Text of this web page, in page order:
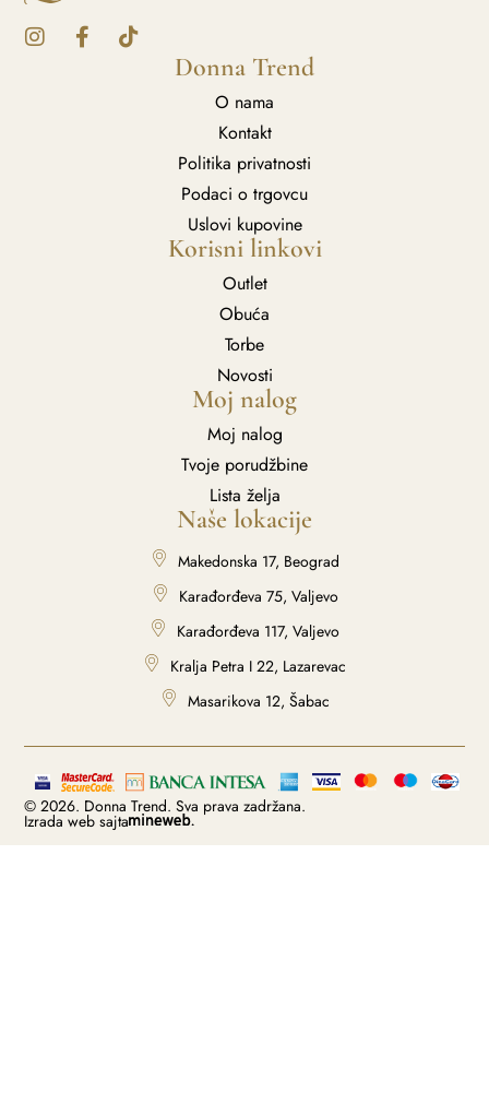
Donna Trend
O nama
Kontakt
Politika privatnosti
Podaci o trgovcu
Uslovi kupovine
Korisni linkovi
Outlet
Obuća
Torbe
Novosti
Moj nalog
Moj nalog
Tvoje porudžbine
Lista želja
Naše lokacije
Makedonska 17, Beograd
Karađorđeva 75, Valjevo
Karađorđeva 117, Valjevo
Kralja Petra I 22, Lazarevac
Masarikova 12, Šabac
© 2026. Donna Trend. Sva prava zadržana.
Izrada web sajta